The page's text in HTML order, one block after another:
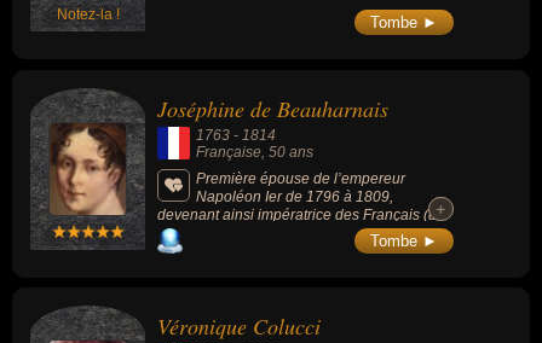
Notez-la ! Tombe ►
Joséphine de Beauharnais
1763 - 1814
Française , 50 ans
Première épouse de l’empereur
Napoléon Ier de 1796 à 1809,
devenant ainsi impératrice des Français (de
1804 à 1809) et reine d'Italie (de 1805 à
1809). Elle acquiert une importante postérité
botanique.
+
+
Tombe ►
Véronique Colucci